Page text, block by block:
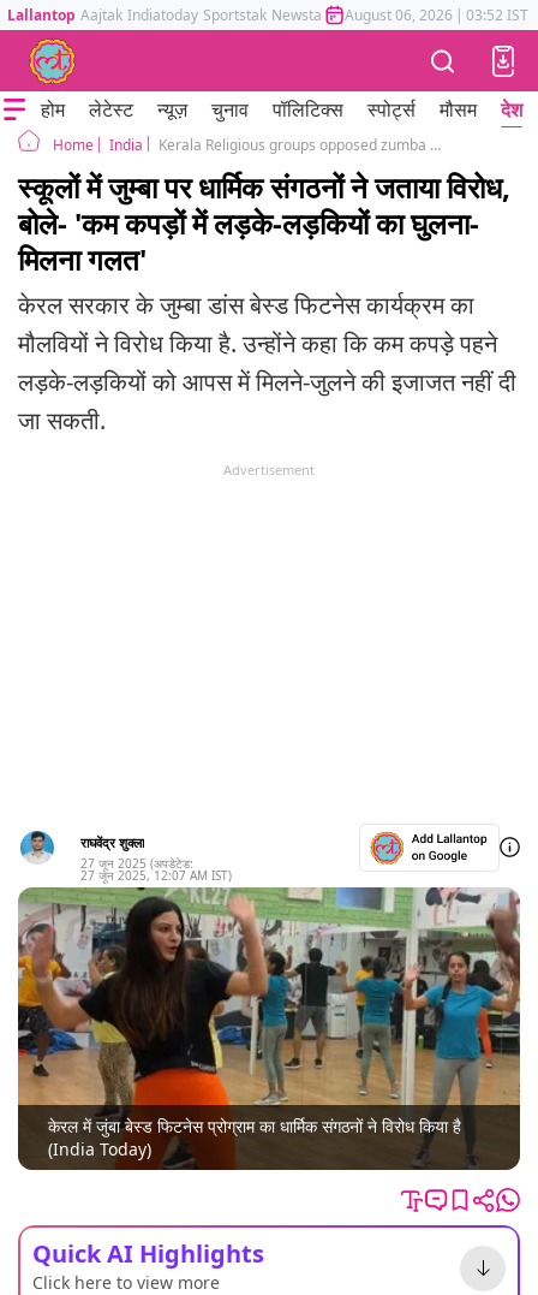
Lallantop Aajtak Indiatoday Sportstak Newstak Mumbai Tak Astrotak
August 06, 2026 | 03:52 IST
होम लेटेस्ट न्यूज़ चुनाव पॉलिटिक्स स्पोर्ट्स मौसम देश
Home India Kerala Religious groups opposed zumba dance based fitness programme to schools
स्कूलों में जुम्बा पर धार्मिक संगठनों ने जताया विरोध,
बोले- 'कम कपड़ों में लड़के-लड़कियों का घुलना-
मिलना गलत'
केरल सरकार के जुम्बा डांस बेस्ड फिटनेस कार्यक्रम का
मौलवियों ने विरोध किया है. उन्होंने कहा कि कम कपड़े पहने
लड़के-लड़कियों को आपस में मिलने-जुलने की इजाजत नहीं दी
जा सकती.
Advertisement
राघवेंद्र शुक्ला
27 जून 2025 (अपडेटेड:
27 जून 2025, 12:07 AM IST)
केरल में जुंबा बेस्ड फिटनेस प्रोग्राम का धार्मिक संगठनों ने विरोध किया है
(India Today)
Quick AI Highlights
Click here to view more